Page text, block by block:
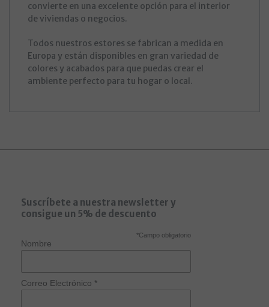
convierte en una excelente opción para el interior
de viviendas o negocios.
Todos nuestros estores se fabrican a medida en
Europa y están disponibles en gran variedad de
colores y acabados para que puedas crear el
ambiente perfecto para tu hogar o local.
Suscríbete a nuestra newsletter y
consigue un 5% de descuento
*Campo obligatorio
Nombre
Correo Electrónico *